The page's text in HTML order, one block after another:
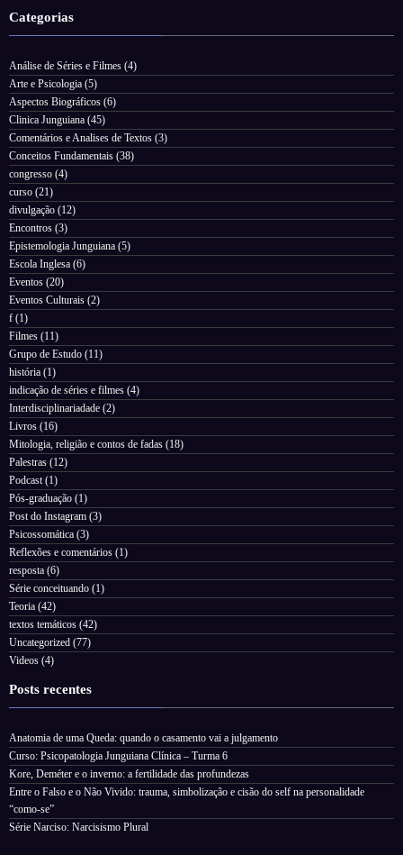
Categorias
Análise de Séries e Filmes (4)
Arte e Psicologia (5)
Aspectos Biográficos (6)
Clinica Junguiana (45)
Comentários e Analises de Textos (3)
Conceitos Fundamentais (38)
congresso (4)
curso (21)
divulgação (12)
Encontros (3)
Epistemologia Junguiana (5)
Escola Inglesa (6)
Eventos (20)
Eventos Culturais (2)
f (1)
Filmes (11)
Grupo de Estudo (11)
história (1)
indicação de séries e filmes (4)
Interdisciplinariadade (2)
Livros (16)
Mitologia, religião e contos de fadas (18)
Palestras (12)
Podcast (1)
Pós-graduação (1)
Post do Instagram (3)
Psicossomática (3)
Reflexões e comentários (1)
resposta (6)
Série conceituando (1)
Teoria (42)
textos temáticos (42)
Uncategorized (77)
Videos (4)
Posts recentes
Anatomia de uma Queda: quando o casamento vai a julgamento
Curso: Psicopatologia Junguiana Clínica – Turma 6
Kore, Deméter e o inverno: a fertilidade das profundezas
Entre o Falso e o Não Vivido: trauma, simbolização e cisão do self na personalidade
“como-se”
Série Narciso: Narcisismo Plural